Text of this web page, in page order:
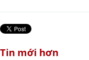
Tin mới hơn